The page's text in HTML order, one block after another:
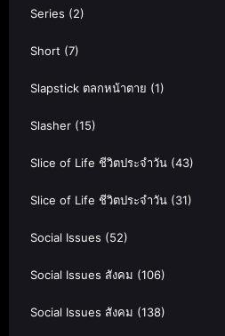
Series (2)
Short (7)
Slapstick ตลกหน้าตาย (1)
Slasher (15)
Slice of Life ชีวิตประจำวัน (43)
Slice of Life ชีวิตประจำวัน (31)
Social Issues (52)
Social Issues สังคม (106)
Social Issues สังคม (138)